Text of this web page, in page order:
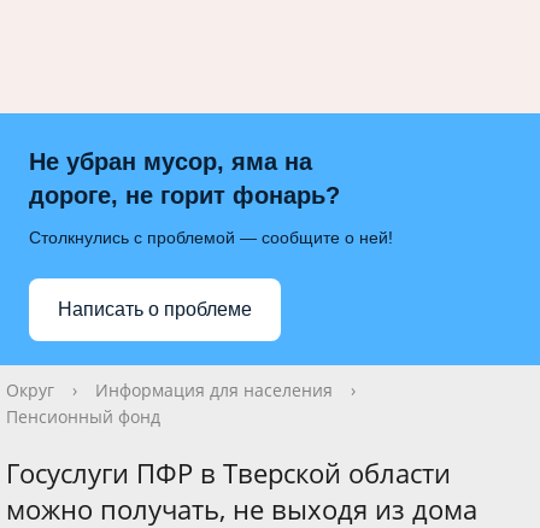
Не убран мусор, яма на
дороге, не горит фонарь?
Столкнулись с проблемой — сообщите о ней!
Написать о проблеме
Округ › Информация для населения
›
Пенсионный фонд
Госуслуги ПФР в Тверской области
можно получать, не выходя из дома